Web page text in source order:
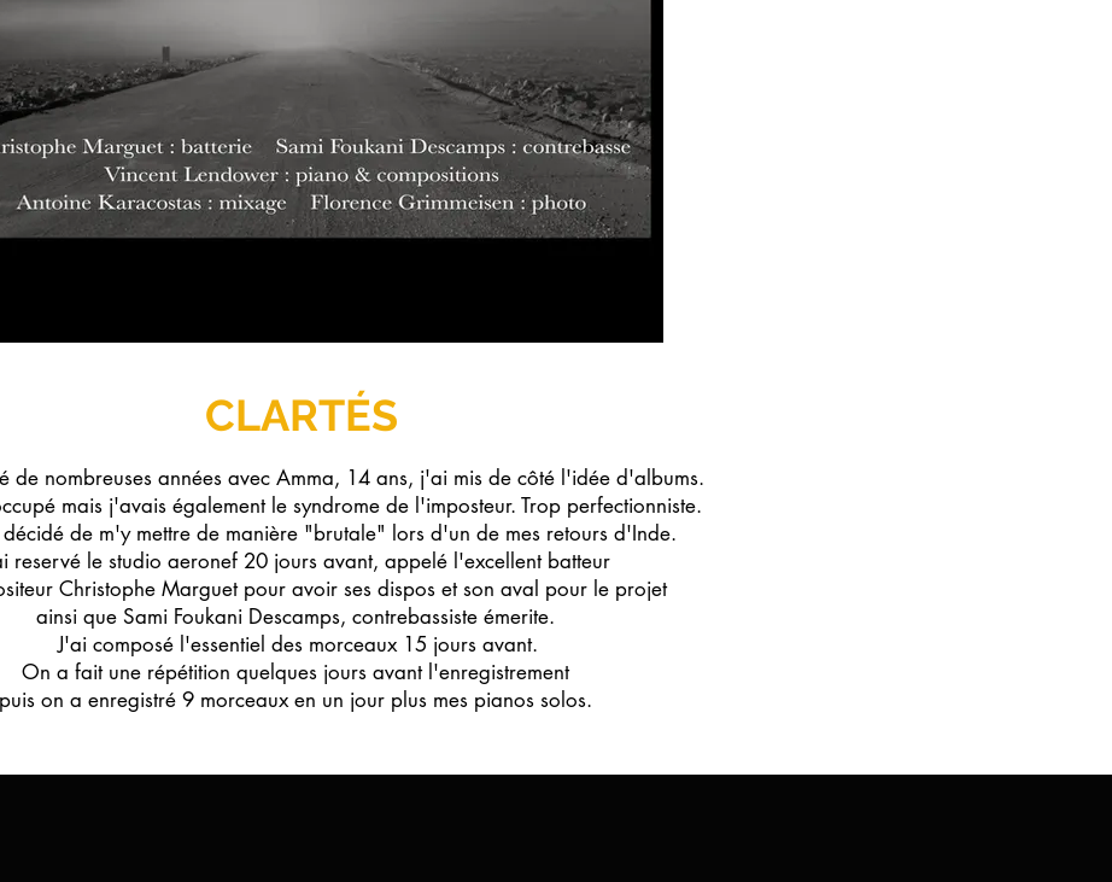
CLARTÉS
de nombreuses années avec Amma, 14 ans, j'ai mis de côté l'idée d'albums.
mais j'avais également le syndrome de l'imposteur. Trop perfectionniste.
de m'y mettre de manière "brutale" lors d'un de mes retours d'Inde.
reservé le studio aeronef 20 jours avant, appelé l'excellent batteur
Christophe Marguet pour avoir ses dispos et son aval pour le projet
ainsi que Sami Foukani Descamps, contrebassiste émerite.
J'ai composé l'essentiel des morceaux 15 jours avant.
On a fait une répétition quelques jours avant l'enregistrement
puis on a enregistré 9 morceaux en un jour plus mes pianos solos.